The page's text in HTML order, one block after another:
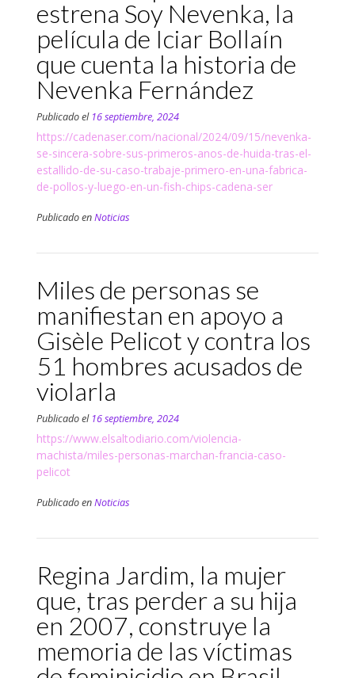
estrena Soy Nevenka, la
película de Iciar Bollaín
que cuenta la historia de
Nevenka Fernández
Publicado el 16 septiembre, 2024
https://cadenaser.com/nacional/2024/09/15/nevenka-
se-sincera-sobre-sus-primeros-anos-de-huida-tras-el-
estallido-de-su-caso-trabaje-primero-en-una-fabrica-
de-pollos-y-luego-en-un-fish-chips-cadena-ser
Publicado enNoticias
Miles de personas se
manifiestan en apoyo a
Gisèle Pelicot y contra los
51 hombres acusados de
violarla
Publicado el 16 septiembre, 2024
https://www.elsaltodiario.com/violencia-
machista/miles-personas-marchan-francia-caso-
pelicot
Publicado enNoticias
Regina Jardim, la mujer
que, tras perder a su hija
en 2007, construye la
memoria de las víctimas